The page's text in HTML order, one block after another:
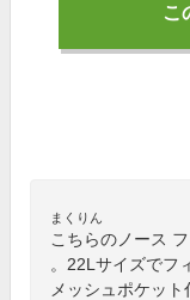
こ
まくりん
こちらのノース
。22Lサイズでフ
メッシュポケット